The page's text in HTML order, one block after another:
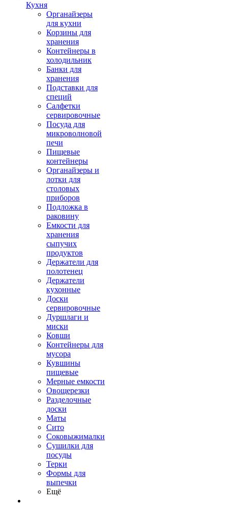
Кухня
Органайзеры
для кухни
Корзины для
хранения
Контейнеры в
холодильник
Банки для
хранения
Подставки для
специй
Салфетки
сервировочные
Посуда для
микроволновой
печи
Пищевые
контейнеры
Органайзеры и
лотки для
столовых
приборов
Подложка в
раковину
Емкости для
хранения
сыпучих
продуктов
Держатели для
полотенец
Держатели
кухонные
Доски
сервировочные
Дуршлаги и
миски
Ковши
Контейнеры для
мусора
Кувшины
пищевые
Мерные емкости
Овощерезки
Разделочные
доски
Маты
Сито
Соковыжималки
Сушилки для
посуды
Терки
Формы для
выпечки
Ещё